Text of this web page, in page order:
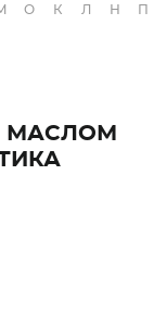
О К Л Н П
МАСЛОМ